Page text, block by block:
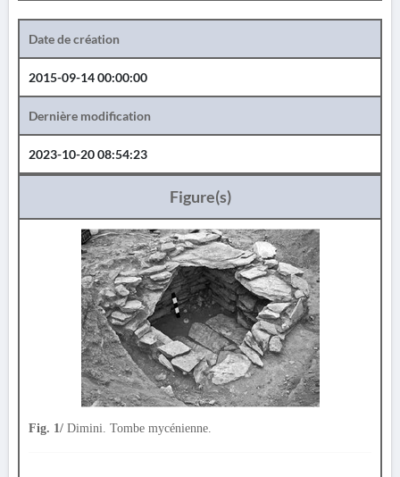
Date de création
2015-09-14 00:00:00
Dernière modification
2023-10-20 08:54:23
Figure(s)
Fig. 1/ Dimini. Tombe mycénienne.